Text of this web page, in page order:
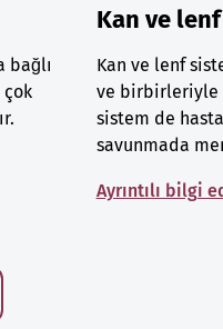
bağlı
çok
Kan ve
Kan ve lenf
ve birbirleriyle
sistem de
savunmada
Ayrıntılı bilgi